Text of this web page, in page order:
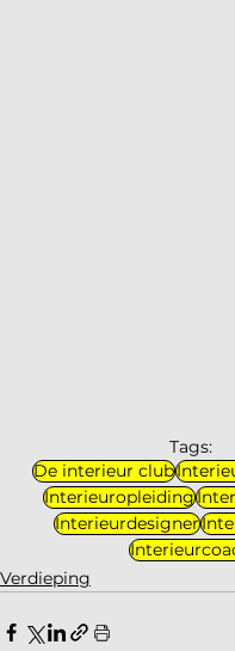
Tags:
De interieur club
Interieuropleiding
Interieurdesigner
Verdieping